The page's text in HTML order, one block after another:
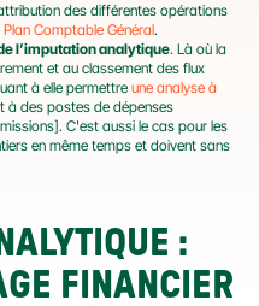
des différentes opérations
Plan Comptable Général
l’imputation analytique. Là où la
et au classement des flux
à elle permettre une analyse à
à des postes de dépenses
en même temps et doivent sans
:
FINANCIER